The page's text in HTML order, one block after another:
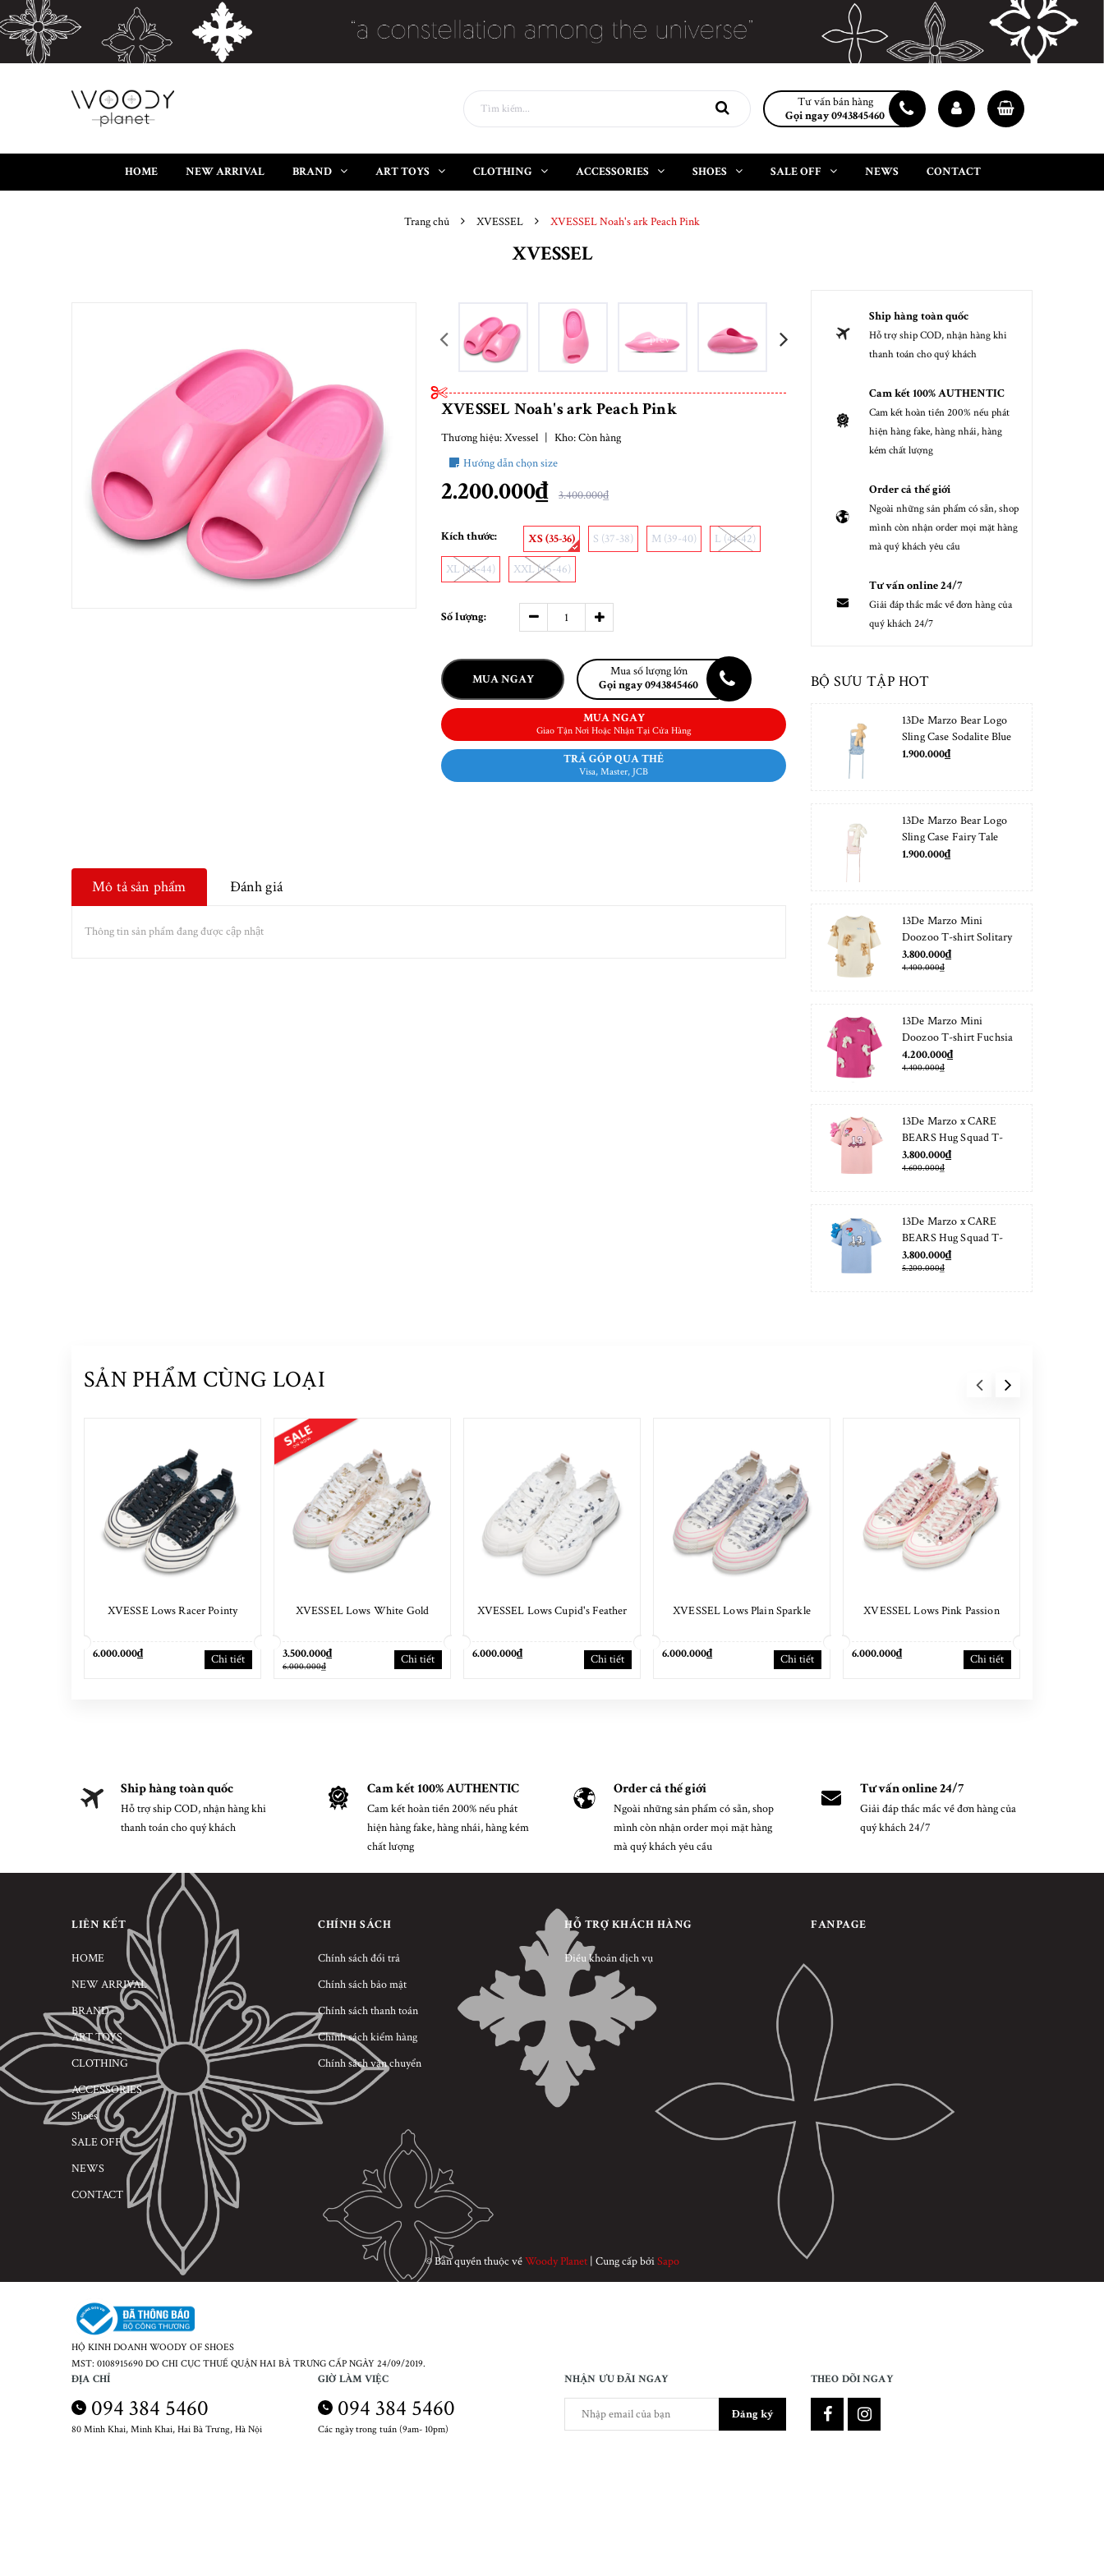
Tư vấn bán hàng
Gọi ngay 0943845460
HOME NEW ARRIVAL BRAND ART TOYS CLOTHING ACCESSORIES SHOES SALE OFF NEWS CONTACT
Trang chủ XVESSEL XVESSEL Noah's ark Peach Pink
XVESSEL
prev next
XVESSEL Noah's ark Peach Pink
Thương hiệu:Xvessel | Kho:Còn hàng
Hướng dẫn chọn size
2.200.000₫ 3.400.000₫
Kích thước: XS (35-36) S (37-38) M (39-40) L (41-42)
XL (43-44) XXL (45-46)
Số lượng:
MUA NGAY
Mua số lượng lớn
Gọi ngay 0943845460
MUA NGAY
Giao Tận Nơi Hoặc Nhận Tại Cửa Hàng
TRẢ GÓP QUA THẺ
Visa, Master, JCB
Mô tả sản phẩm Đánh giá
Thông tin sản phẩm đang được cập nhật
Ship hàng toàn quốc
Hỗ trợ ship COD, nhận hàng khi
thanh toán cho quý khách
Cam kết 100% AUTHENTIC
Cam kết hoàn tiền 200% nếu phát
hiện hàng fake, hàng nhái, hàng
kém chất lượng
Order cả thế giới
Ngoài những sản phẩm có sẵn, shop
mình còn nhận order mọi mặt hàng
mà quý khách yêu cầu
Tư vấn online 24/7
Giải đáp thắc mắc về đơn hàng của
quý khách 24/7
BỘ SƯU TẬP HOT
13De Marzo Bear Logo
Sling Case Sodalite Blue
1.900.000₫
13De Marzo Bear Logo
Sling Case Fairy Tale
1.900.000₫
13De Marzo Mini
Doozoo T-shirt Solitary
Star
3.800.000₫
4.400.000₫
13De Marzo Mini
Doozoo T-shirt Fuchsia
Fedora
4.200.000₫
4.400.000₫
13De Marzo x CARE
BEARS Hug Squad T-
shirt Almond Blossom
3.800.000₫
4.600.000₫
13De Marzo x CARE
BEARS Hug Squad T-
shirt Placid Blue
3.800.000₫
5.200.000₫
SẢN PHẨM CÙNG LOẠI
XVESSE Lows Racer Pointy
6.000.000₫ Chi tiết
XVESSEL Lows White Gold
3.500.000₫
6.000.000₫ Chi tiết
XVESSEL Lows Cupid's Feather
6.000.000₫ Chi tiết
XVESSEL Lows Plain Sparkle
6.000.000₫ Chi tiết
XVESSEL Lows Pink Passion
6.000.000₫ Chi tiết
Ship hàng toàn quốc
Hỗ trợ ship COD, nhận hàng khi
thanh toán cho quý khách
Cam kết 100% AUTHENTIC
Cam kết hoàn tiền 200% nếu phát
hiện hàng fake, hàng nhái, hàng kém
chất lượng
Order cả thế giới
Ngoài những sản phẩm có sẵn, shop
mình còn nhận order mọi mặt hàng
mà quý khách yêu cầu
Tư vấn online 24/7
Giải đáp thắc mắc về đơn hàng của
quý khách 24/7
LIÊN KẾT
HOME
NEW ARRIVAL
BRAND
ART TOYS
CLOTHING
ACCESSORIES
Shoes
SALE OFF
NEWS
CONTACT
CHÍNH SÁCH
Chính sách đổi trả
Chính sách bảo mật
Chính sách thanh toán
Chính sách kiểm hàng
Chính sách vận chuyển
HỖ TRỢ KHÁCH HÀNG
Điều khoản dịch vụ
FANPAGE
© Bản quyền thuộc vềWoody Planet | Cung cấp bởiSapo
HỘ KINH DOANH WOODY OF SHOES
MST: 0108915690 DO CHI CỤC THUẾ QUẬN HAI BÀ TRƯNG CẤP NGÀY 24/09/2019.
ĐỊA CHỈ
094 384 5460
80 Minh Khai, Minh Khai, Hai Bà Trưng, Hà Nội
GIỜ LÀM VIỆC
094 384 5460
Các ngày trong tuần (9am- 10pm)
NHẬN ƯU ĐÃI NGAY
Đăng ký
THEO DÕI NGAY